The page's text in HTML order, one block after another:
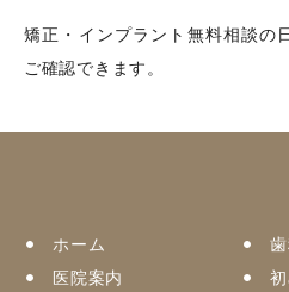
矯正・インプラント無料相談の
ご確認できます。
ホーム
医院案内